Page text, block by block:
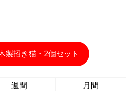
製招き猫・2個セット
週間 月間